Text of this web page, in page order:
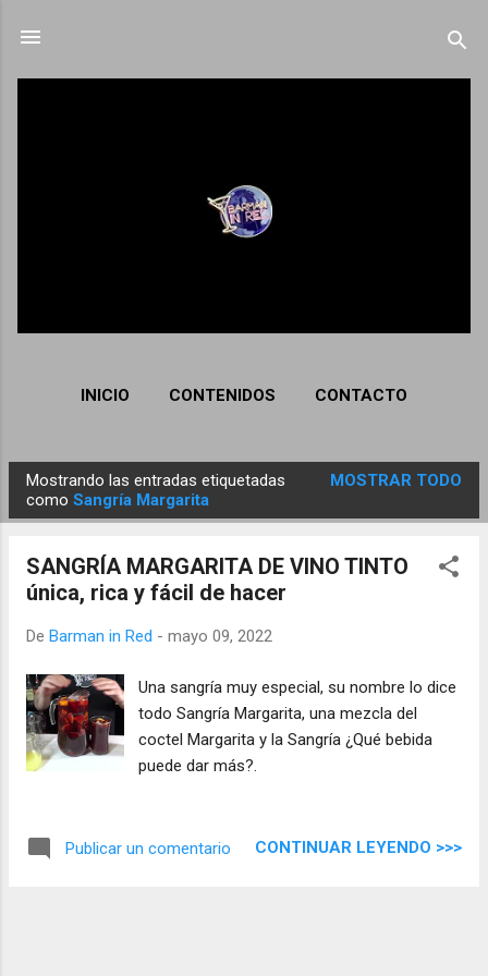
INICIO CONTENIDOS CONTACTO
n
Mostrando las entradas etiquetadas
como Sangría Margarita
MOSTRAR TODO
SANGRÍA MARGARITA DE VINO TINTO
única, rica y fácil de hacer
De Barman in Red - mayo 09, 2022
Una sangría muy especial, su nombre lo dice
todo Sangría Margarita, una mezcla del
coctel Margarita y la Sangría ¿Qué bebida
puede dar más?.
Publicar un comentario CONTINUAR LEYENDO >>>